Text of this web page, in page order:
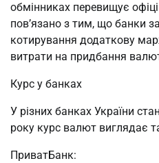
обмінниках перевищує
пов’язано з тим, що банки
котирування додаткову
витрати на придбання
Курс у банках
У різних банках України
року курс валют виглядає
ПриватБанк: